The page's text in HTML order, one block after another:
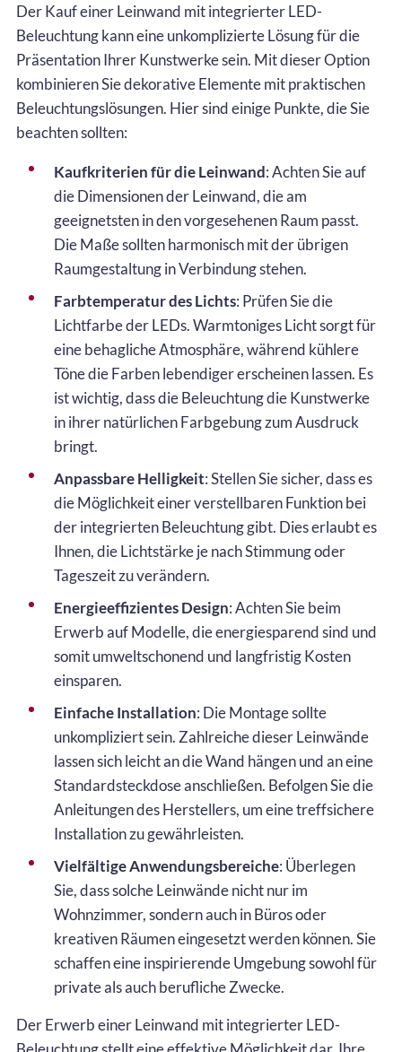
Der Kauf einer Leinwand mit integrierter LED-
Beleuchtung kann eine unkomplizierte Lösung für die
Präsentation Ihrer Kunstwerke sein. Mit dieser Option
kombinieren Sie dekorative Elemente mit praktischen
Beleuchtungslösungen. Hier sind einige Punkte, die Sie
beachten sollten:
Kaufkriterien für die Leinwand: Achten Sie auf
die Dimensionen der Leinwand, die am
geeignetsten in den vorgesehenen Raum passt.
Die Maße sollten harmonisch mit der übrigen
Raumgestaltung in Verbindung stehen.
Farbtemperatur des Lichts: Prüfen Sie die
Lichtfarbe der LEDs. Warmtoniges Licht sorgt für
eine behagliche Atmosphäre, während kühlere
Töne die Farben lebendiger erscheinen lassen. Es
ist wichtig, dass die Beleuchtung die Kunstwerke
in ihrer natürlichen Farbgebung zum Ausdruck
bringt.
Anpassbare Helligkeit: Stellen Sie sicher, dass es
die Möglichkeit einer verstellbaren Funktion bei
der integrierten Beleuchtung gibt. Dies erlaubt es
Ihnen, die Lichtstärke je nach Stimmung oder
Tageszeit zu verändern.
Energieeffizientes Design: Achten Sie beim
Erwerb auf Modelle, die energiesparend sind und
somit umweltschonend und langfristig Kosten
einsparen.
Einfache Installation: Die Montage sollte
unkompliziert sein. Zahlreiche dieser Leinwände
lassen sich leicht an die Wand hängen und an eine
Standardsteckdose anschließen. Befolgen Sie die
Anleitungen des Herstellers, um eine treffsichere
Installation zu gewährleisten.
Vielfältige Anwendungsbereiche: Überlegen
Sie, dass solche Leinwände nicht nur im
Wohnzimmer, sondern auch in Büros oder
kreativen Räumen eingesetzt werden können. Sie
schaffen eine inspirierende Umgebung sowohl für
private als auch berufliche Zwecke.
Der Erwerb einer Leinwand mit integrierter LED-